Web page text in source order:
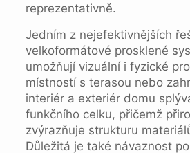
reprezentativně.
Jedním z nejefektivnějších
velkoformátové prosklené
umožňují vizuální i fyzické
místností s terasou nebo
interiér a exteriér domu
funkčního celku, přičemž
zvýrazňuje strukturu
Důležitá je také návaznost